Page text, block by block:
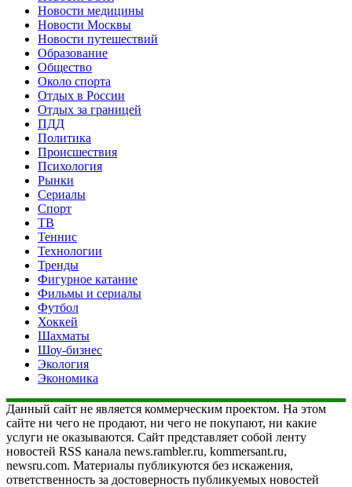
Новости медицины
Новости Москвы
Новости путешествий
Образование
Общество
Около спорта
Отдых в России
Отдых за границей
ПДД
Политика
Происшествия
Психология
Рынки
Сериалы
Спорт
ТВ
Теннис
Технологии
Тренды
Фигурное катание
Фильмы и сериалы
Футбол
Хоккей
Шахматы
Шоу-бизнес
Экология
Экономика
Данный сайт не является коммерческим проектом. На этом
сайте ни чего не продают, ни чего не покупают, ни какие
услуги не оказываются. Сайт представляет собой ленту
новостей RSS канала news.rambler.ru, kommersant.ru,
newsru.com. Материалы публикуются без искажения,
ответственность за достоверность публикуемых новостей